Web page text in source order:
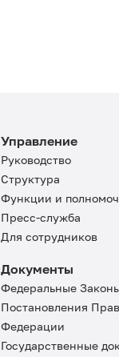
Управление
Руководство
Структура
Функции и
Пресс-служба
Для сотрудников
Документы
Федеральные
Постановления
Федерации
Государственные